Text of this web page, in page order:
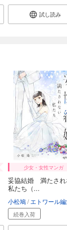
試し読み
エトワール
少女・女性マンガ
妥協結婚 満たされ
私たち（...
小松鳩 エトワール
続巻入荷